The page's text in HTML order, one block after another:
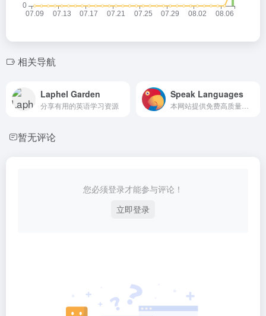
相关导航
Laphel Garden
分享有用的英语学习资源
Speak Languages
暂无评论
您必须登录才能参与评论！
立即登录